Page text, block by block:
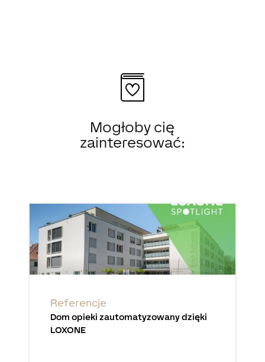
Mogłoby cię
zainteresować:
Referencje
Dom opieki zautomatyzowany dzięki
LOXONE